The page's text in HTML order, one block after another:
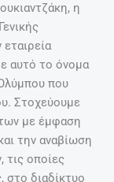
η
αυτό το όνομα
που
Στοχεύουμε
με έμφαση
την αναβίωση
τις οποίες
στο διαδίκτυο